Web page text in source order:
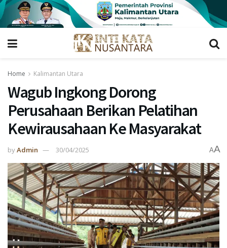
Home Kalimantan Utara
Wagub Ingkong Dorong
Perusahaan Berikan Pelatihan
Kewirausahaan Ke Masyarakat
byAdmin 30/04/2025 AA